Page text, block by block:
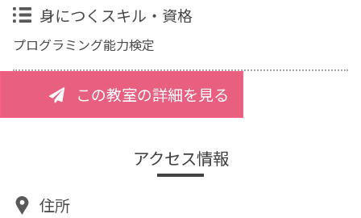
身につくスキル・資格
プログラミング能力検定
この教室の詳細を見る
アクセス情報
住所